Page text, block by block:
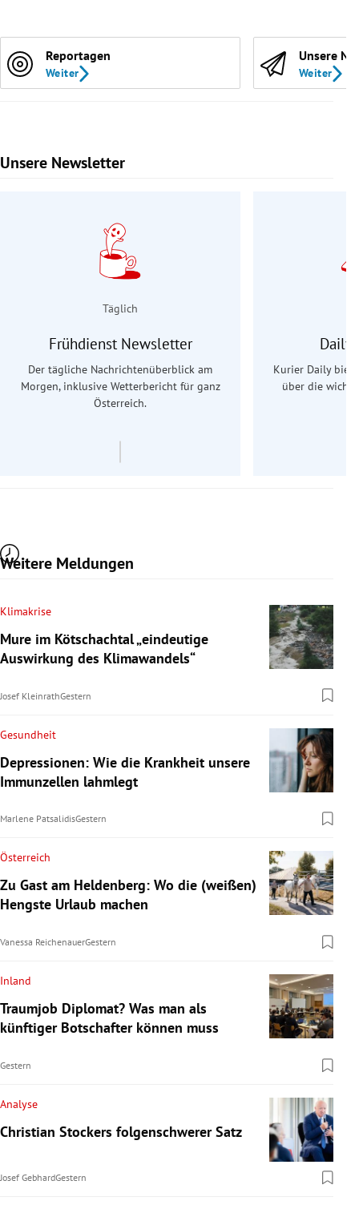
Reportagen
Weiter
Unsere
Weiter
Unsere Newsletter
Slide 1 von 9
Täglich
Frühdienst Newsletter
Der tägliche Nachrichtenüberblick am
Morgen, inklusive Wetterbericht für ganz
Österreich.
Daily
Kurier Daily
über die
Weitere Meldungen
Klimakrise
Mure im Kötschachtal „eindeutige
Auswirkung des Klimawandels“
Josef KleinrathGestern
Gesundheit
Depressionen: Wie die Krankheit unsere
Immunzellen lahmlegt
Marlene PatsalidisGestern
Österreich
Zu Gast am Heldenberg: Wo die (weißen)
Hengste Urlaub machen
Vanessa ReichenauerGestern
Inland
Traumjob Diplomat? Was man als
künftiger Botschafter können muss
Gestern
Analyse
Christian Stockers folgenschwerer Satz
Josef GebhardGestern